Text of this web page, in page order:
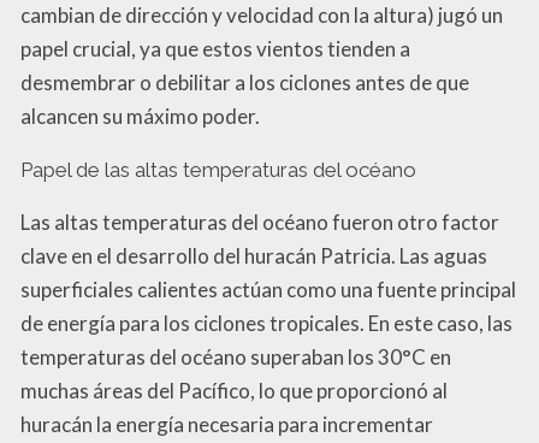
cambian de dirección y velocidad con la altura) jugó un
papel crucial, ya que estos vientos tienden a
desmembrar o debilitar a los ciclones antes de que
alcancen su máximo poder.
Papel de las altas temperaturas del océano
Las altas temperaturas del océano fueron otro factor
clave en el desarrollo del huracán Patricia. Las aguas
superficiales calientes actúan como una fuente principal
de energía para los ciclones tropicales. En este caso, las
temperaturas del océano superaban los 30°C en
muchas áreas del Pacífico, lo que proporcionó al
huracán la energía necesaria para incrementar